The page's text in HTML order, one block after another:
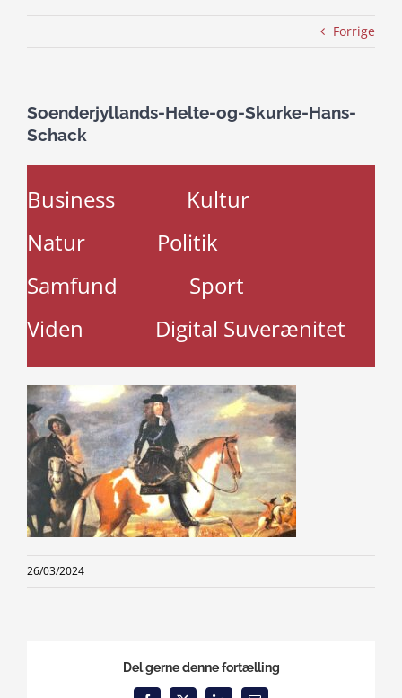
Forrige
Soenderjyllands-Helte-og-Skurke-Hans-
Schack
Business
Kultur
Natur
Politik
Samfund
Sport
Viden
Digital Suverænitet
26/03/2024
Del gerne denne fortælling